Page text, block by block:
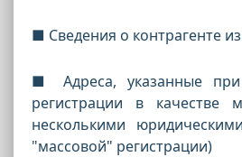
■ Сведения о контрагенте
■ Адреса, указанные при
регистрации в качестве
несколькими
"массовой" регистрации)